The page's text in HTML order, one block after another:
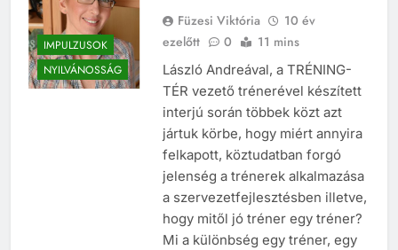
IMPULZUSOK
NYILVÁNOSSÁG
Füzesi Viktória
10 év
ezelőtt
0 11 mins
László Andreával, a TRÉNING-
TÉR vezető trénerével készített
interjú során többek közt azt
jártuk körbe, hogy miért annyira
felkapott, köztudatban forgó
jelenség a trénerek alkalmazása
a szervezetfejlesztésben illetve,
hogy mitől jó tréner egy tréner?
Mi a különbség egy tréner, egy